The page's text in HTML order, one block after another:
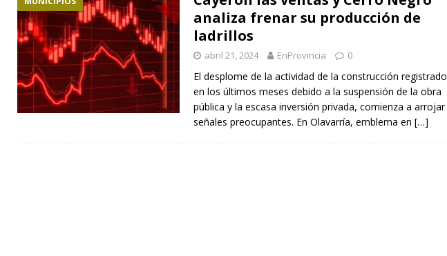
analiza frenar su producción de
ladrillos
abril 21, 2024 EnProvincia 0
El desplome de la actividad de la construcción registrado
en los últimos meses debido a la suspensión de la obra
pública y la escasa inversión privada, comienza a arrojar
señales preocupantes. En Olavarría, emblema en […]